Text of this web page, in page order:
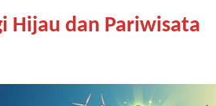
Hijau dan Pariwisata